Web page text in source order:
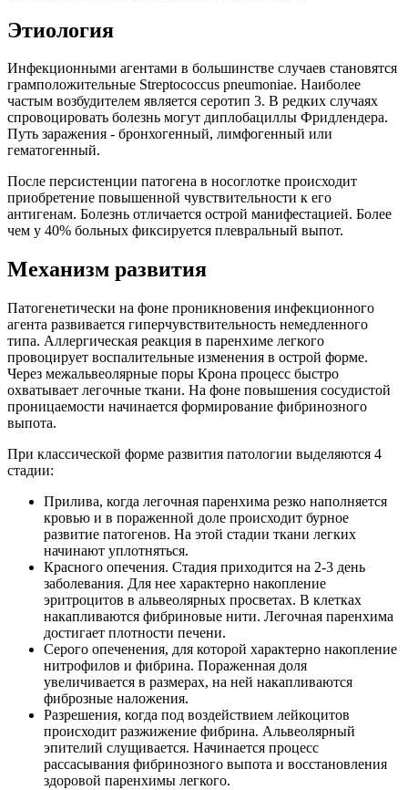
Этиология
Инфекционными агентами в большинстве случаев становятся
грамположительные Streptococcus pneumoniae. Наиболее
частым возбудителем является серотип 3. В редких случаях
спровоцировать болезнь могут диплобациллы Фридлендера.
Путь заражения - бронхогенный, лимфогенный или
гематогенный.
После персистенции патогена в носоглотке происходит
приобретение повышенной чувствительности к его
антигенам. Болезнь отличается острой манифестацией. Более
чем у 40% больных фиксируется плевральный выпот.
Механизм развития
Патогенетически на фоне проникновения инфекционного
агента развивается гиперчувствительность немедленного
типа. Аллергическая реакция в паренхиме легкого
провоцирует воспалительные изменения в острой форме.
Через межальвеолярные поры Крона процесс быстро
охватывает легочные ткани. На фоне повышения сосудистой
проницаемости начинается формирование фибринозного
выпота.
При классической форме развития патологии выделяются 4
стадии:
Прилива, когда легочная паренхима резко наполняется
кровью и в пораженной доле происходит бурное
развитие патогенов. На этой стадии ткани легких
начинают уплотняться.
Красного опечения. Стадия приходится на 2-3 день
заболевания. Для нее характерно накопление
эритроцитов в альвеолярных просветах. В клетках
накапливаются фибриновые нити. Легочная паренхима
достигает плотности печени.
Серого опеченения, для которой характерно накопление
нитрофилов и фибрина. Пораженная доля
увеличивается в размерах, на ней накапливаются
фиброзные наложения.
Разрешения, когда под воздействием лейкоцитов
происходит разжижение фибрина. Альвеолярный
эпителий слущивается. Начинается процесс
рассасывания фибринозного выпота и восстановления
здоровой паренхимы легкого.